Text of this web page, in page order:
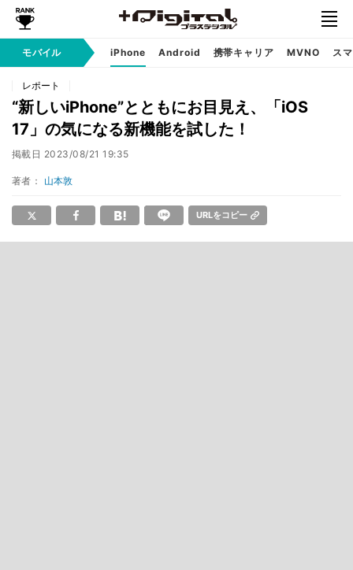
モバイル iPhone Android 携帯キャリア MVNO ス
レポート
“新しいiPhone”とともにお目見え、「iOS
17」の気になる新機能を試した！
掲載日 2023/08/21 19:35
著者： 山本敦
URLをコピー